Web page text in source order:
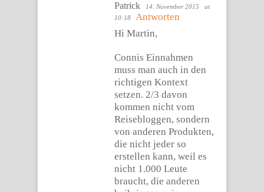
Patrick 14. November 2015
at
10:18
Antworten
Hi Martin,
Connis Einnahmen
muss man auch in den
richtigen Kontext
setzen. 2/3 davon
kommen nicht vom
Reisebloggen, sondern
von anderen Produkten,
die nicht jeder so
erstellen kann, weil es
nicht 1.000 Leute
braucht, die anderen